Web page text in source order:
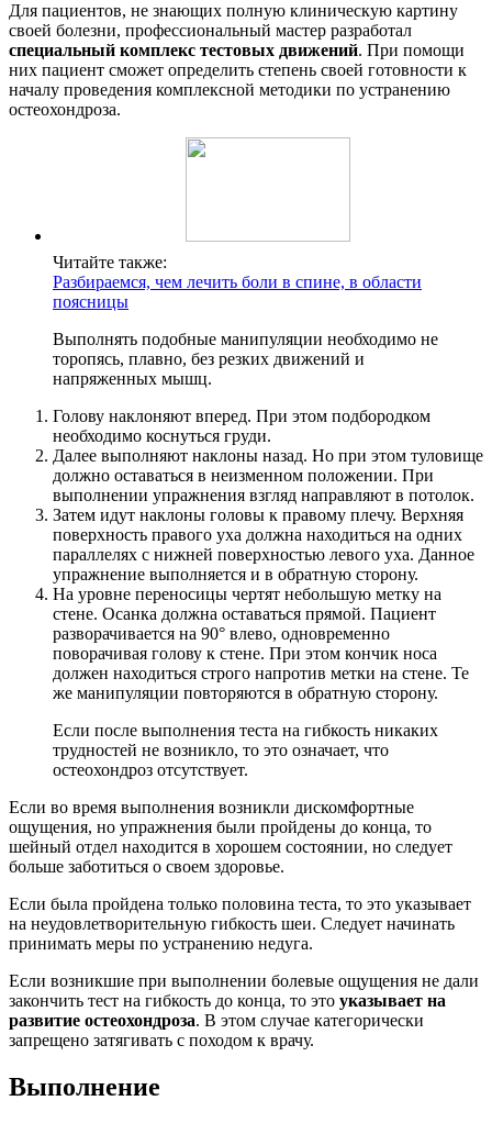
Для пациентов, не знающих полную клиническую картину
своей болезни, профессиональный мастер разработал
специальный комплекс тестовых движений. При помощи
них пациент сможет определить степень своей готовности к
началу проведения комплексной методики по устранению
остеохондроза.
Читайте также:
Разбираемся, чем лечить боли в спине, в области
поясницы
Выполнять подобные манипуляции необходимо не
торопясь, плавно, без резких движений и
напряженных мышц.
Голову наклоняют вперед. При этом подбородком
необходимо коснуться груди.
Далее выполняют наклоны назад. Но при этом туловище
должно оставаться в неизменном положении. При
выполнении упражнения взгляд направляют в потолок.
Затем идут наклоны головы к правому плечу. Верхняя
поверхность правого уха должна находиться на одних
параллелях с нижней поверхностью левого уха. Данное
упражнение выполняется и в обратную сторону.
На уровне переносицы чертят небольшую метку на
стене. Осанка должна оставаться прямой. Пациент
разворачивается на 90° влево, одновременно
поворачивая голову к стене. При этом кончик носа
должен находиться строго напротив метки на стене. Те
же манипуляции повторяются в обратную сторону.
Если после выполнения теста на гибкость никаких
трудностей не возникло, то это означает, что
остеохондроз отсутствует.
Если во время выполнения возникли дискомфортные
ощущения, но упражнения были пройдены до конца, то
шейный отдел находится в хорошем состоянии, но следует
больше заботиться о своем здоровье.
Если была пройдена только половина теста, то это указывает
на неудовлетворительную гибкость шеи. Следует начинать
принимать меры по устранению недуга.
Если возникшие при выполнении болевые ощущения не дали
закончить тест на гибкость до конца, то это указывает на
развитие остеохондроза. В этом случае категорически
запрещено затягивать с походом к врачу.
Выполнение